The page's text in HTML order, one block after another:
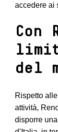
accedere ai
Con
del
Rispetto
attività,
disporre